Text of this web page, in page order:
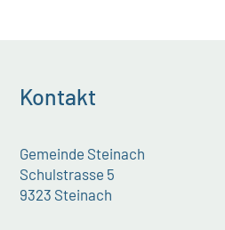
Kontakt
Gemeinde Steinach
Schulstrasse 5
9323 Steinach